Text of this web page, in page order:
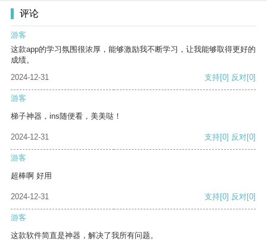
评论
游客
这款app的学习氛围很浓厚，能够激励我不断学习，让我能够取得更好的
成绩。
2024-12-31
支持[0] 反对[0]
游客
梯子神器，ins随便看，美美哒！
2024-12-31 支持[0] 反对[0]
游客
超棒啊 好用
2024-12-31 支持[0] 反对[0]
游客
这款软件简直是神器，解决了我所有问题。